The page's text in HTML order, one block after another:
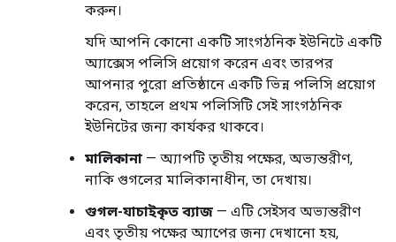
করুন।
যদি আপনি কোনো একটি সাংগঠনিক ইউনিটে একটি
অ্যাক্সেস পলিসি প্রয়োগ করেন এবং তারপর
আপনার পুরো প্রতিষ্ঠানে একটি ভিন্ন পলিসি প্রয়োগ
করেন, তাহলে প্রথম পলিসিটি সেই সাংগঠনিক
ইউনিটের জন্য কার্যকর থাকবে।
মালিকানা — অ্যাপটি তৃতীয় পক্ষের, অভ্যন্তরীণ,
নাকি গুগলের মালিকানাধীন, তা দেখায়।
গুগল-যাচাইকৃত ব্যাজ — এটি সেইসব অভ্যন্তরীণ
এবং তৃতীয় পক্ষের অ্যাপের জন্য দেখানো হয়,